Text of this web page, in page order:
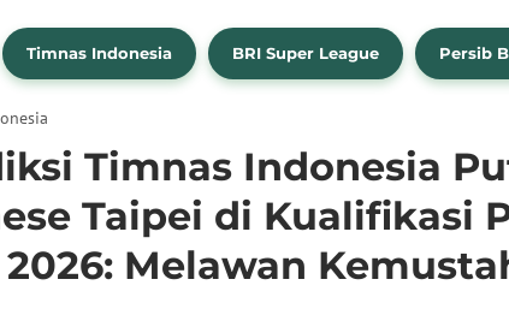
Timnas Indonesia BRI Super League Persib
Timnas Indonesia
Taipei di Kualifikasi
Melawan